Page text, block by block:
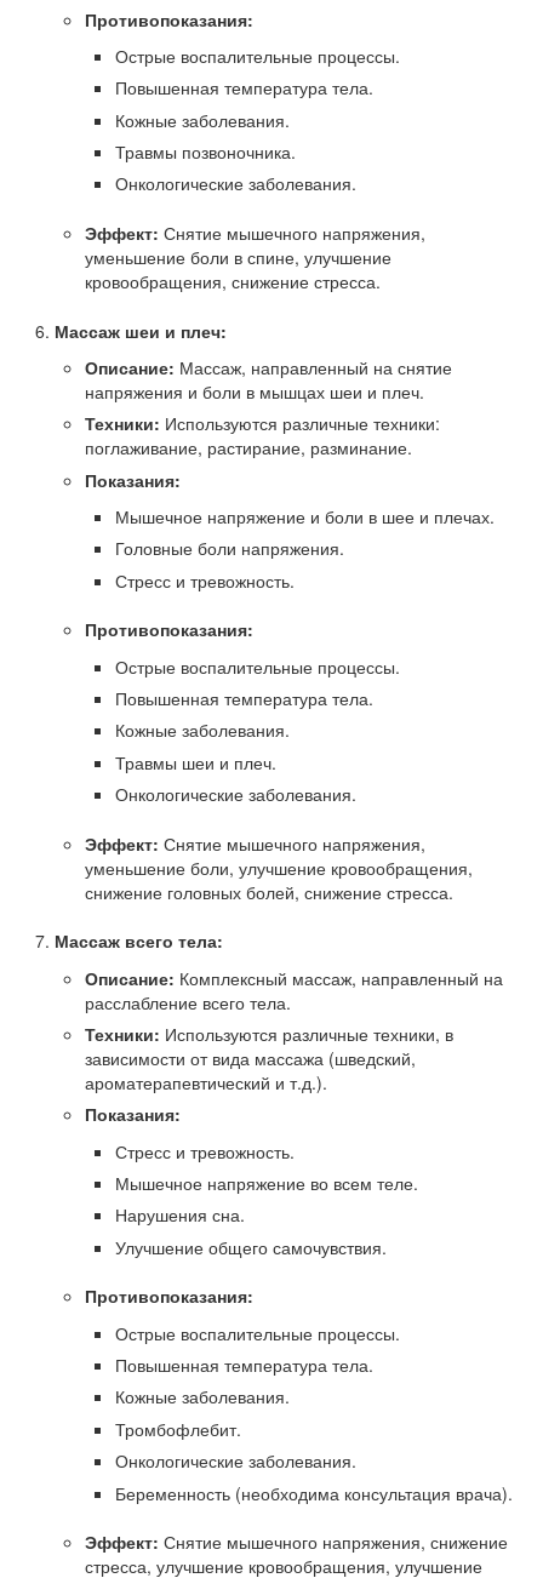
Противопоказания:
Острые воспалительные процессы.
Повышенная температура тела.
Кожные заболевания.
Травмы позвоночника.
Онкологические заболевания.
Эффект: Снятие мышечного напряжения,
уменьшение боли в спине, улучшение
кровообращения, снижение стресса.
Массаж шеи и плеч:
Описание: Массаж, направленный на снятие
напряжения и боли в мышцах шеи и плеч.
Техники: Используются различные техники:
поглаживание, растирание, разминание.
Показания:
Мышечное напряжение и боли в шее и плечах.
Головные боли напряжения.
Стресс и тревожность.
Противопоказания:
Острые воспалительные процессы.
Повышенная температура тела.
Кожные заболевания.
Травмы шеи и плеч.
Онкологические заболевания.
Эффект: Снятие мышечного напряжения,
уменьшение боли, улучшение кровообращения,
снижение головных болей, снижение стресса.
Массаж всего тела:
Описание: Комплексный массаж, направленный на
расслабление всего тела.
Техники: Используются различные техники, в
зависимости от вида массажа (шведский,
ароматерапевтический и т.д.).
Показания:
Стресс и тревожность.
Мышечное напряжение во всем теле.
Нарушения сна.
Улучшение общего самочувствия.
Противопоказания:
Острые воспалительные процессы.
Повышенная температура тела.
Кожные заболевания.
Тромбофлебит.
Онкологические заболевания.
Беременность (необходима консультация врача).
Эффект: Снятие мышечного напряжения, снижение
стресса, улучшение кровообращения, улучшение